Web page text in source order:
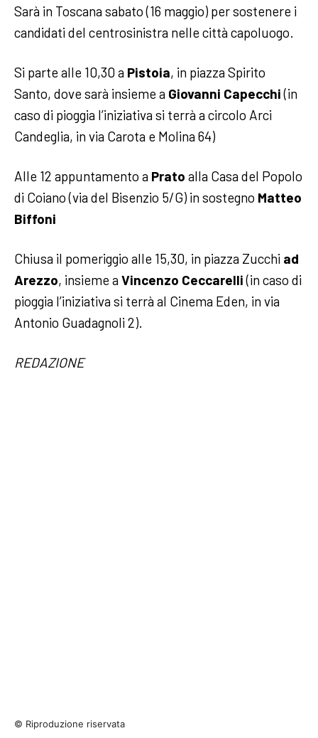
Sarà in Toscana sabato (16 maggio) per sostenere i
candidati del centrosinistra nelle città capoluogo.
Si parte alle 10,30 a Pistoia, in piazza Spirito
Santo, dove sarà insieme a Giovanni Capecchi(in
caso di pioggia l’iniziativa si terrà a circolo Arci
Candeglia, in via Carota e Molina 64)
Alle 12 appuntamento a Prato alla Casa del Popolo
di Coiano (via del Bisenzio 5/G) in sostegno Matteo
Biffoni
Chiusa il pomeriggio alle 15,30, in piazza Zucchi ad
Arezzo, insieme a Vincenzo Ceccarelli(in caso di
pioggia l’iniziativa si terrà al Cinema Eden, in via
Antonio Guadagnoli 2).
REDAZIONE
© Riproduzione riservata